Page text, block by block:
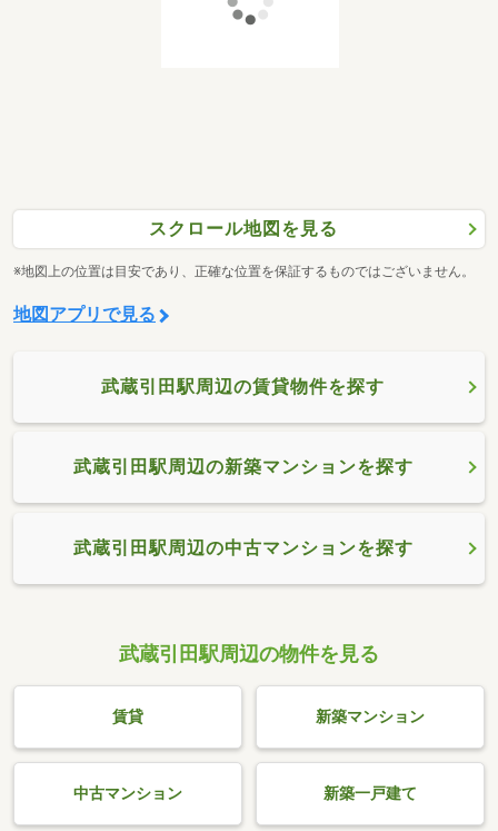
スクロール地図を見る
※地図上の位置は目安であり、正確な位置を保証するものではございません。
地図アプリで見る
武蔵引田駅周辺の賃貸物件を探す
武蔵引田駅周辺の新築マンションを探す
武蔵引田駅周辺の中古マンションを探す
武蔵引田駅周辺の物件を見る
賃貸 新築マンション
中古マンション 新築一戸建て